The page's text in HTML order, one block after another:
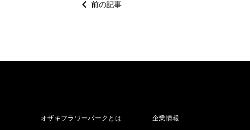
前の記事
オザキフラワーパークとは 企業情報